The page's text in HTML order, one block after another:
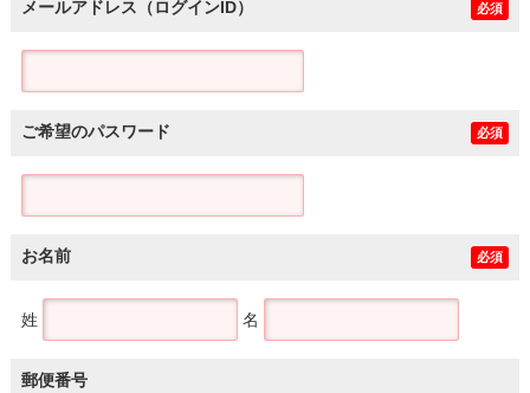
メールアドレス（ログインID） 必須
ご希望のパスワード 必須
お名前 必須
姓 名
郵便番号